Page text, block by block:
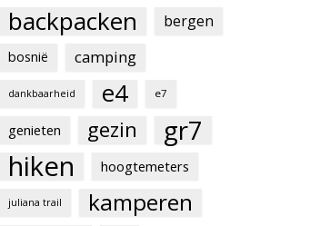
backpacken bergen
bosnië camping
dankbaarheid e4 e7
genieten gezin gr7
hiken hoogtemeters
juliana trail kamperen